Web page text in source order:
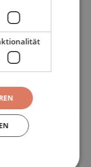
engagement.
vous ?